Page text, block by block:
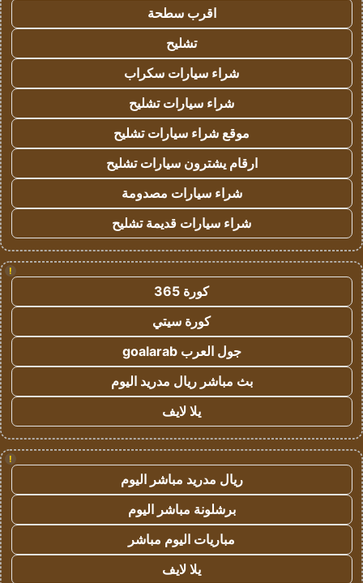
اقرب سطحة
تشليح
شراء سيارات سكراب
شراء سيارات تشليح
موقع شراء سيارات تشليح
ارقام يشترون سيارات تشليح
شراء سيارات مصدومة
شراء سيارات قديمة تشليح
!
كورة 365
كورة سيتي
جول العرب goalarab
بث مباشر ريال مدريد اليوم
يلا لايف
!
ريال مدريد مباشر اليوم
برشلونة مباشر اليوم
مباريات اليوم مباشر
يلا لايف